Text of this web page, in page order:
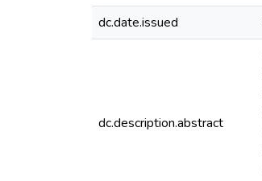
dc.date.issued
dc.description.abstract